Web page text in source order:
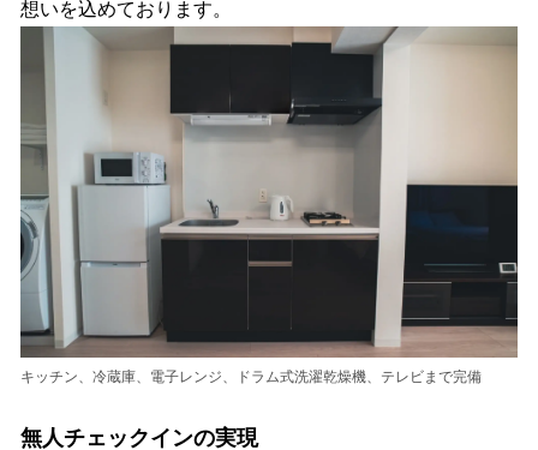
想いを込めております。
キッチン、冷蔵庫、電子レンジ、ドラム式洗濯乾燥機、テレビまで完備
無人チェックインの実現